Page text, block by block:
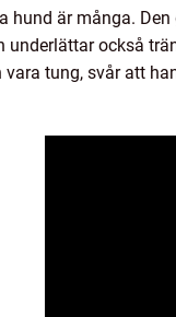
hund är många.
underlättar också
tung, svår att